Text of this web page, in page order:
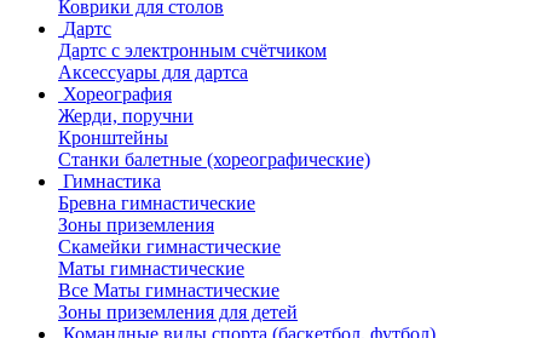
Коврики для столов
Дартс
Дартс с электронным счётчиком
Аксессуары для дартса
Хореография
Жерди, поручни
Кронштейны
Станки балетные (хореографические)
Гимнастика
Бревна гимнастические
Зоны приземления
Скамейки гимнастические
Маты гимнастические
Все Маты гимнастические
Зоны приземления для детей
Командные виды спорта (баскетбол, футбол)